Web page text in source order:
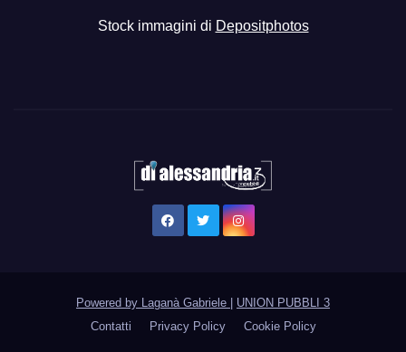
Stock immagini di Depositphotos
Powered by Laganà Gabriele
UNION PUBBLI 3
Contatti
Privacy Policy Cookie Policy